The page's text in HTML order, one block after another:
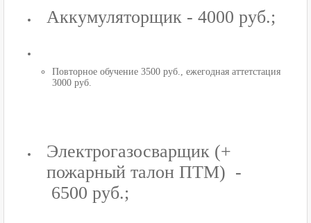
Аккумуляторщик - 4000 руб.;
Повторное обучение 3500 руб., ежегодная аттетстация
3000 руб.
Электрогазосварщик (+
пожарный талон ПТМ) -
6500 руб.;